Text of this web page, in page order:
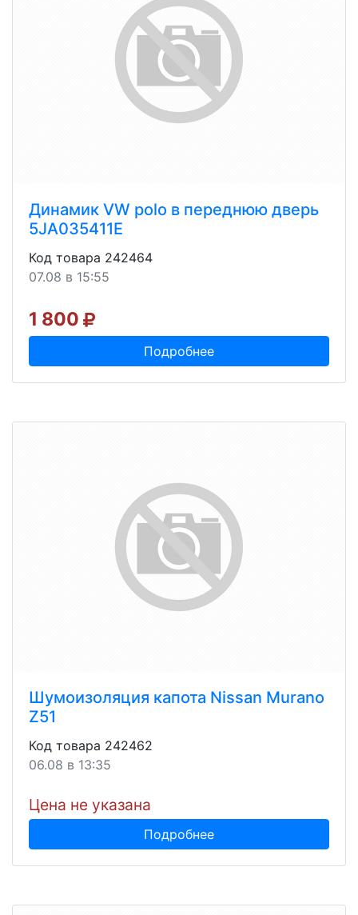
Динамик VW polo в переднюю дверь
5JA035411E
Код товара 242464
07.08 в 15:55
1 800
Подробнее
Шумоизоляция капота Nissan Murano
Z51
Код товара 242462
06.08 в 13:35
Цена не указана
Подробнее